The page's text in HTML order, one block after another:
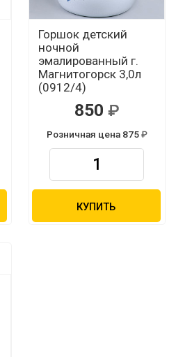
Горшок детский
ночной
эмалированный г.
Магнитогорск 3,0л
(0912/4)
850
Розничная цена 875
КУПИТЬ